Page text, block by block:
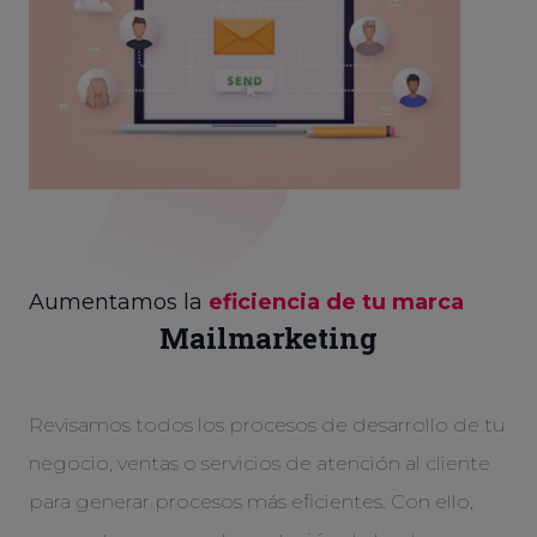
Aumentamos la eficiencia de tu marca
Mailmarketing
Revisamos todos los procesos de desarrollo de tu
negocio, ventas o servicios de atención al cliente
para generar procesos más eficientes. Con ello,